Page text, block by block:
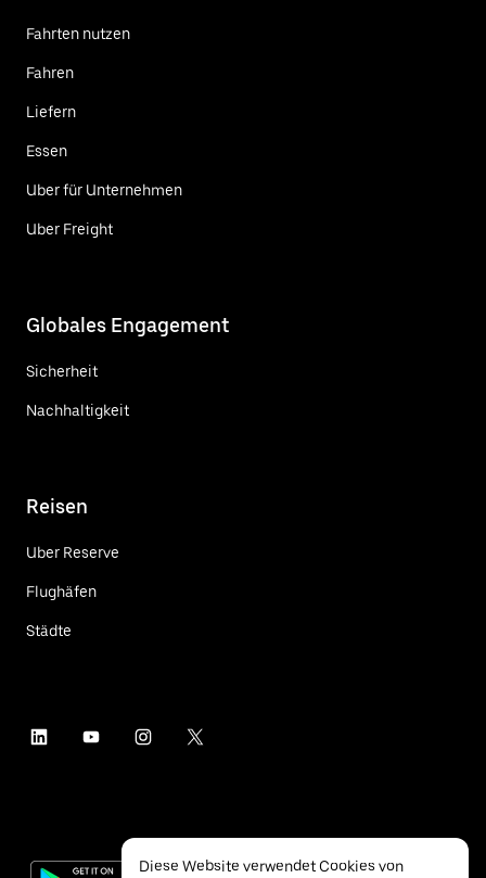
Fahrten nutzen
Fahren
Liefern
Essen
Uber für Unternehmen
Uber Freight
Globales Engagement
Sicherheit
Nachhaltigkeit
Reisen
Uber Reserve
Flughäfen
Städte
Diese Website verwendet Cookies von